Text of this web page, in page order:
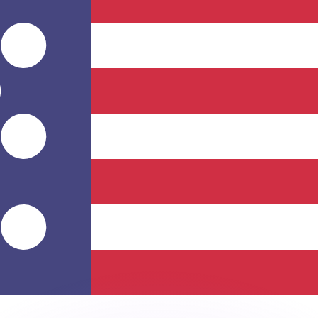
獲得此匯率。查看匯款匯率。